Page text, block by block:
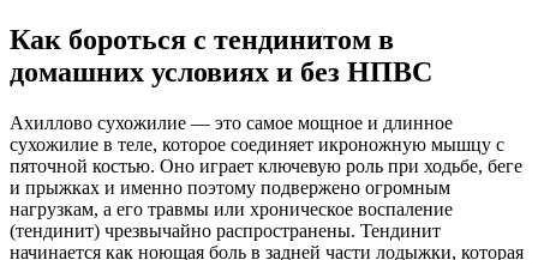
Как бороться с тендинитом в
домашних условиях и без НПВС
Ахиллово сухожилие — это самое мощное и длинное
сухожилие в теле, которое соединяет икроножную мышцу с
пяточной костью. Оно играет ключевую роль при ходьбе, беге
и прыжках и именно поэтому подвержено огромным
нагрузкам, а его травмы или хроническое воспаление
(тендинит) чрезвычайно распространены. Тендинит
начинается как ноющая боль в задней части лодыжки, которая